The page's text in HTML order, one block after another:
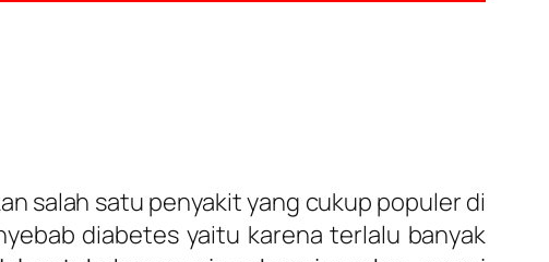
salah satu penyakit yang cukup populer di
diabetes yaitu karena terlalu banyak